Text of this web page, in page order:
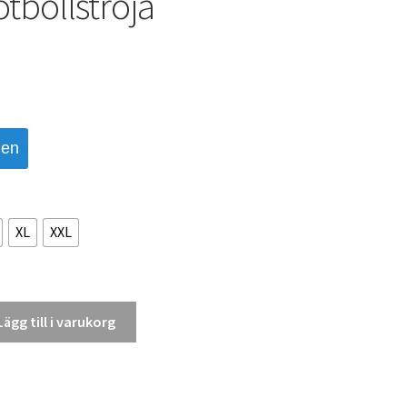
XL XXL
till i varukorg